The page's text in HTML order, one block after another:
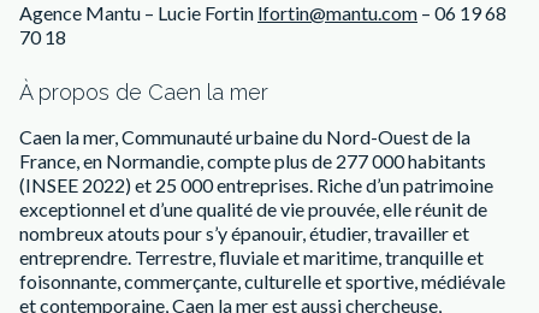
Agence Mantu – Lucie Fortin lfortin@mantu.com – 06 19 68
70 18
À propos de Caen la mer
Caen la mer, Communauté urbaine du Nord-Ouest de la
France, en Normandie, compte plus de 277 000 habitants
(INSEE 2022) et 25 000 entreprises. Riche d’un patrimoine
exceptionnel et d’une qualité de vie prouvée, elle réunit de
nombreux atouts pour s’y épanouir, étudier, travailler et
entreprendre. Terrestre, fluviale et maritime, tranquille et
foisonnante, commerçante, culturelle et sportive, médiévale
et contemporaine, Caen la mer est aussi chercheuse,